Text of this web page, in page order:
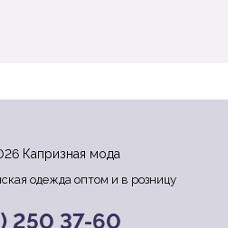
Капризная мода
одежда оптом и в розницу
250 37-60